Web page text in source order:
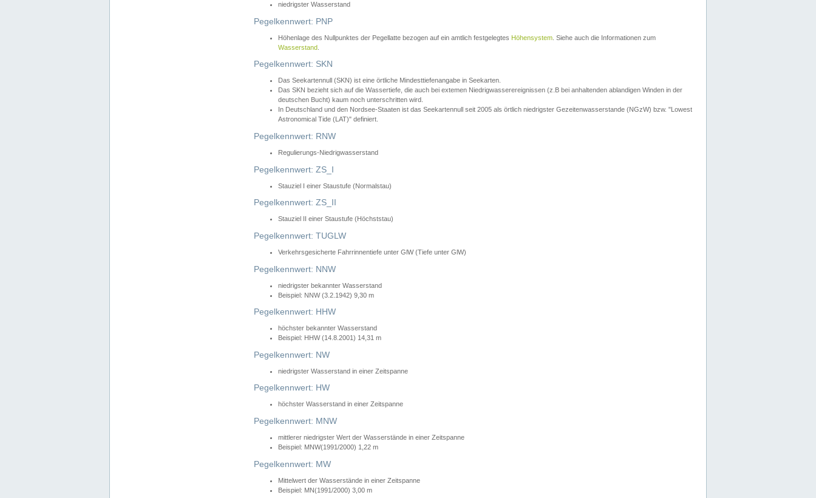
niedrigster Wasserstand
Pegelkennwert: PNP
Höhenlage des Nullpunktes der Pegellatte bezogen auf ein amtlich festgelegtes Höhensystem . Siehe auch die Informationen zum
Wasserstand
Pegelkennwert: SKN
Das Seekartennull (SKN) ist eine örtliche Mindesttiefenangabe in Seekarten.
Das SKN bezieht sich auf die Wassertiefe, die auch bei extemen Niedrigwasserereignissen (z.B bei anhaltenden ablandigen Winden in der
deutschen Bucht) kaum noch unterschritten wird.
In Deutschland und den Nordsee-Staaten ist das Seekartennull seit 2005 als örtlich niedrigster Gezeitenwasserstande (NGzW) bzw. "Lowest
Astronomical Tide (LAT)" definiert.
Pegelkennwert: RNW
Regulierungs-Niedrigwasserstand
Pegelkennwert: ZS_I
Stauziel I einer Staustufe (Normalstau)
Pegelkennwert: ZS_II
Stauziel II einer Staustufe (Höchststau)
Pegelkennwert: TUGLW
Verkehrsgesicherte Fahrrinnentiefe unter GlW (Tiefe unter GlW)
Pegelkennwert: NNW
niedrigster bekannter Wasserstand
Beispiel: NNW (3.2.1942) 9,30 m
Pegelkennwert: HHW
höchster bekannter Wasserstand
Beispiel: HHW (14.8.2001) 14,31 m
Pegelkennwert: NW
niedrigster Wasserstand in einer Zeitspanne
Pegelkennwert: HW
höchster Wasserstand in einer Zeitspanne
Pegelkennwert: MNW
mittlerer niedrigster Wert der Wasserstände in einer Zeitspanne
Beispiel: MNW(1991/2000) 1,22 m
Pegelkennwert: MW
Mittelwert der Wasserstände in einer Zeitspanne
Beispiel: MN(1991/2000) 3,00 m